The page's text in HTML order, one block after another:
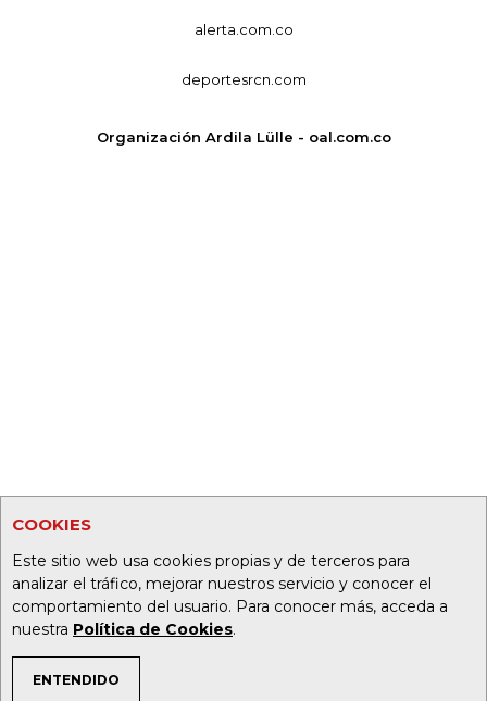
COOKIES
Este sitio web usa cookies propias y de terceros para
analizar el tráfico, mejorar nuestros servicio y conocer el
comportamiento del usuario. Para conocer más, acceda a
nuestra Política de Cookies.
ENTENDIDO
alerta.com.co
deportesrcn.com
Organización Ardila Lülle - oal.com.co